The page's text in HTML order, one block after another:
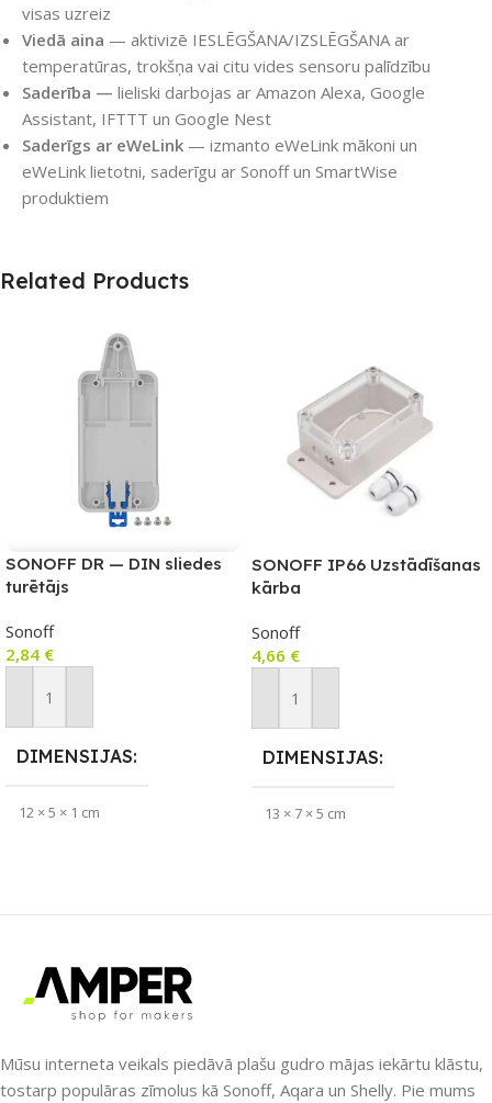
visas uzreiz
Viedā aina — aktivizē IESLĒGŠANA/IZSLĒGŠANA ar
temperatūras, trokšņa vai citu vides sensoru palīdzību
Saderība — lieliski darbojas ar Amazon Alexa, Google
Assistant, IFTTT un Google Nest
Saderīgs ar eWeLink — izmanto eWeLink mākoni un
eWeLink lietotni, saderīgu ar Sonoff un SmartWise
produktiem
Related Products
SONOFF DR — DIN sliedes
turētājs
Sonoff
2,84 €
Pievienot Grozam
DIMENSIJAS
12 × 5 × 1 cm
UZREIZ PIEEJAMAIS
3
SONOFF IP66 Uzstādīšanas
kārba
Sonoff
4,66 €
Pievienot Grozam
DIMENSIJAS
13 × 7 × 5 cm
UZREIZ PIEEJAMAIS
SKAITS
Mūsu interneta veikals piedāvā plašu gudro mājas iekārtu klāstu,
tostarp populāras zīmolus kā Sonoff, Aqara un Shelly. Pie mums